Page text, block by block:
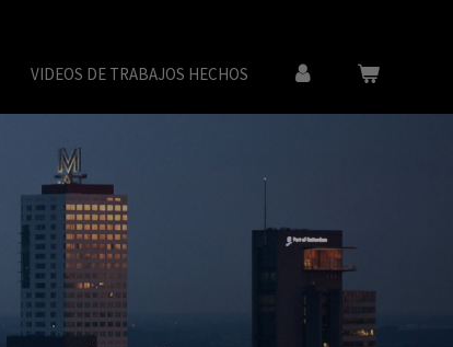
VIDEOS DE TRABAJOS HECHOS